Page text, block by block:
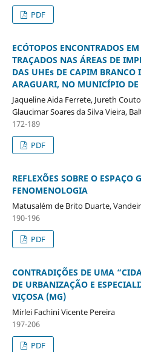
PDF
ECÓTOPOS ENCONTRADOS
TRAÇADOS NAS ÁREAS DE
DAS UHEs DE CAPIM
ARAGUARI, NO MUNICÍPIO
Jaqueline Aida Ferrete, Jureth
Glaucimar Soares da Silva Vieira,
172-189
PDF
REFLEXÕES SOBRE O ESPAÇO
FENOMENOLOGIA
Matusalém de Brito Duarte,
190-196
PDF
CONTRADIÇÕES DE UMA
DE URBANIZAÇÃO E
VIÇOSA (MG)
Mirlei Fachini Vicente Pereira
197-206
PDF